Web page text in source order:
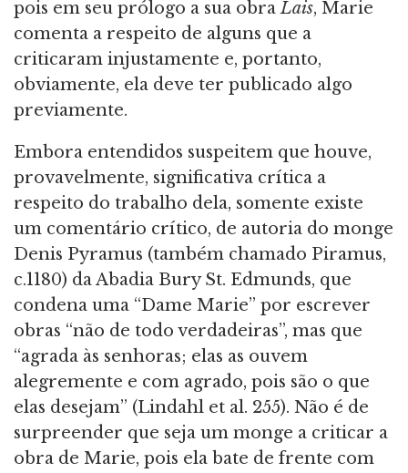
pois em seu prólogo a sua obraLais, Marie
comenta a respeito de alguns que a
criticaram injustamente e, portanto,
obviamente, ela deve ter publicado algo
previamente.
Embora entendidos suspeitem que houve,
provavelmente, significativa crítica a
respeito do trabalho dela, somente existe
um comentário crítico, de autoria do monge
Denis Pyramus (também chamado Piramus,
c.1180) da Abadia Bury St. Edmunds, que
condena uma “Dame Marie” por escrever
obras “não de todo verdadeiras”, mas que
“agrada às senhoras; elas as ouvem
alegremente e com agrado, pois são o que
elas desejam” (Lindahl et al. 255). Não é de
surpreender que seja um monge a criticar a
obra de Marie, pois ela bate de frente com